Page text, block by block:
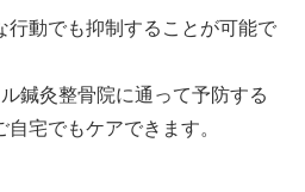
行動でも抑制することが可能で
鍼灸整骨院に通って予防する
宅でもケアできます。